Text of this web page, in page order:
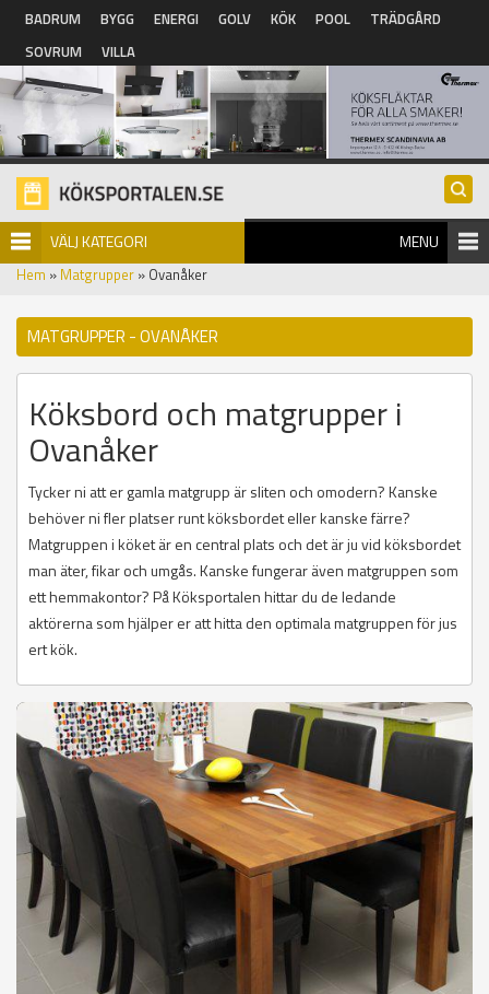
Hoppa till huvudinnehåll
BADRUM BYGG ENERGI GOLV KÖK POOL
TRÄDGÅRD
SOVRUM
VILLA
VÄLJ KATEGORI MENU
Hem » Matgrupper » Ovanåker
MATGRUPPER - OVANÅKER
Köksbord och matgrupper i
Ovanåker
Tycker ni att er gamla matgrupp är sliten och omodern? Kanske
behöver ni fler platser runt köksbordet eller kanske färre?
Matgruppen i köket är en central plats och det är ju vid köksbordet
man äter, fikar och umgås. Kanske fungerar även matgruppen som
ett hemmakontor? På Köksportalen hittar du de ledande
aktörerna som hjälper er att hitta den optimala matgruppen för jus
ert kök.